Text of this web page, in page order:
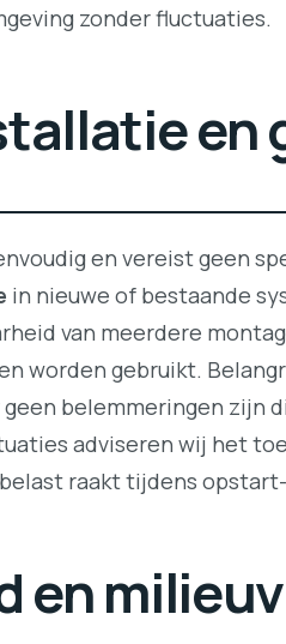
zonder fluctuaties.
en
en vereist geen
in nieuwe of bestaande
van meerdere
worden gebruikt.
belemmeringen zijn
adviseren wij het
raakt tijdens
en